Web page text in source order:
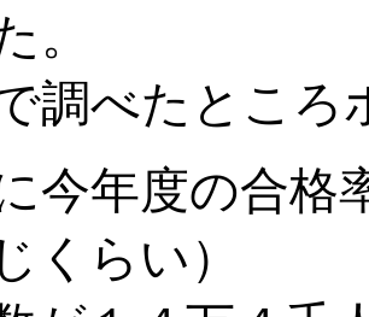
。
調べたところ
今年度の合格
くらい）